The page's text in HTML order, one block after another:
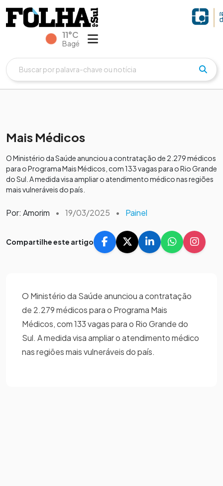
11°C
Bagé
Mais Médicos
O Ministério da Saúde anunciou a contratação de 2.279 médicos
para o Programa Mais Médicos, com 133 vagas para o Rio Grande
do Sul. A medida visa ampliar o atendimento médico nas regiões
mais vulneráveis do país.
Por: Amorim • 19/03/2025 • Painel
Compartilhe este artigo
O Ministério da Saúde anunciou a contratação
de 2.279 médicos para o Programa Mais
Médicos, com 133 vagas para o Rio Grande do
Sul. A medida visa ampliar o atendimento médico
nas regiões mais vulneráveis do país.